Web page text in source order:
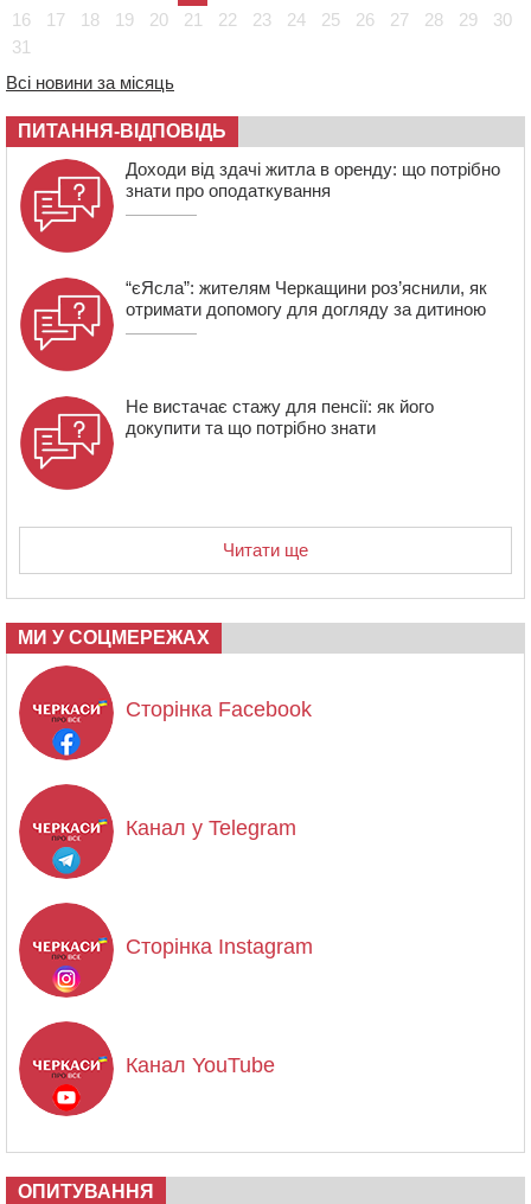
08:57
На Уманщині підрядника зобов’язали сплатити понад
08:20
Обрано претендента на посаду директора
Мокрокалигірського психоневрологічного інтернату
07:23 Уманські міграційники видворили з країни грузина,
який відсидів термін у колонії
16
17 18 19 20 21 22 23 24 25 26 27 28 29
30
31
Всі новини за місяць
ПИТАННЯ-ВІДПОВІДЬ
Доходи від здачі житла в оренду: що потрібно
знати про оподаткування
“єЯсла”: жителям Черкащини роз’яснили, як
отримати допомогу для догляду за дитиною
Не вистачає стажу для пенсії: як його
докупити та що потрібно знати
Читати ще
МИ У СОЦМЕРЕЖАХ
Сторінка Facebook
Канал у Telegram
Сторінка Instagram
Канал YouTube
ОПИТУВАННЯ